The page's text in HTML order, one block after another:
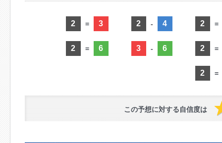
2 = 3
2 = 6
2 - 4
3 - 6
2 =
2 =
2 =
この予想に対する自信度は